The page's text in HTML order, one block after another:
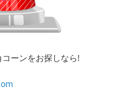
ーンをお探しなら!